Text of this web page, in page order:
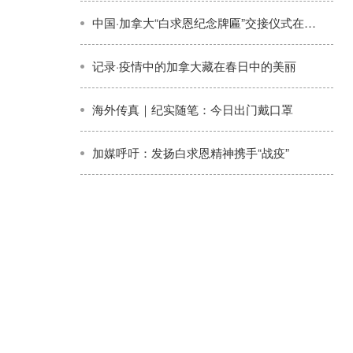
中国·加拿大“白求恩纪念牌匾”交接仪式在石家庄隆重举行白求恩精神研究会袁永林会长应邀出席并讲话
记录·疫情中的加拿大藏在春日中的美丽
海外传真｜纪实随笔：今日出门戴口罩
加媒呼吁：发扬白求恩精神携手“战疫”